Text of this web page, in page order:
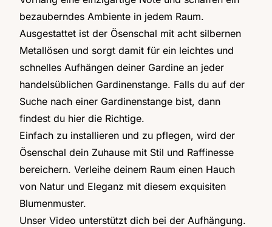
bezauberndes Ambiente in jedem Raum.
Ausgestattet ist der Ösenschal mit acht silbernen
Metallösen und sorgt damit für ein leichtes und
schnelles Aufhängen deiner Gardine an jeder
handelsüblichen Gardinenstange. Falls du auf der
Suche nach einer Gardinenstange bist, dann
findest du hier die Richtige.
Einfach zu installieren und zu pflegen, wird der
Ösenschal dein Zuhause mit Stil und Raffinesse
bereichern. Verleihe deinem Raum einen Hauch
von Natur und Eleganz mit diesem exquisiten
Blumenmuster.
Unser Video unterstützt dich bei der Aufhängung.